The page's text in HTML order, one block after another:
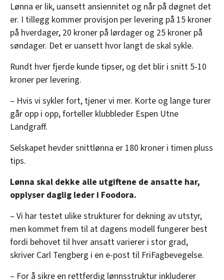
Lønna er lik, uansett ansiennitet og når på døgnet det
er. I tillegg kommer provisjon per levering på 15 kroner
på hverdager, 20 kroner på lørdager og 25 kroner på
søndager. Det er uansett hvor langt de skal sykle.
Rundt hver fjerde kunde tipser, og det blir i snitt 5-10
kroner per levering.
– Hvis vi sykler fort, tjener vi mer. Korte og lange turer
går opp i opp, forteller klubbleder Espen Utne
Landgraff.
Selskapet hevder snittlønna er 180 kroner i timen pluss
tips.
Lønna skal dekke alle utgiftene de ansatte har,
opplyser daglig leder i Foodora.
– Vi har testet ulike strukturer for dekning av utstyr,
men kommet frem til at dagens modell fungerer best
fordi behovet til hver ansatt varierer i stor grad,
skriver Carl Tengberg i en e-post til FriFagbevegelse.
– For å sikre en rettferdig lønnsstruktur inkluderer